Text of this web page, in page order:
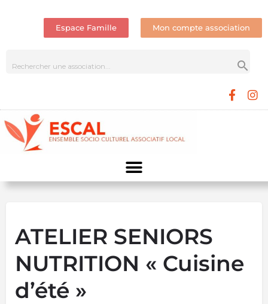
Espace Famille Mon compte association
ATELIER SENIORS
NUTRITION « Cuisine
d’été »